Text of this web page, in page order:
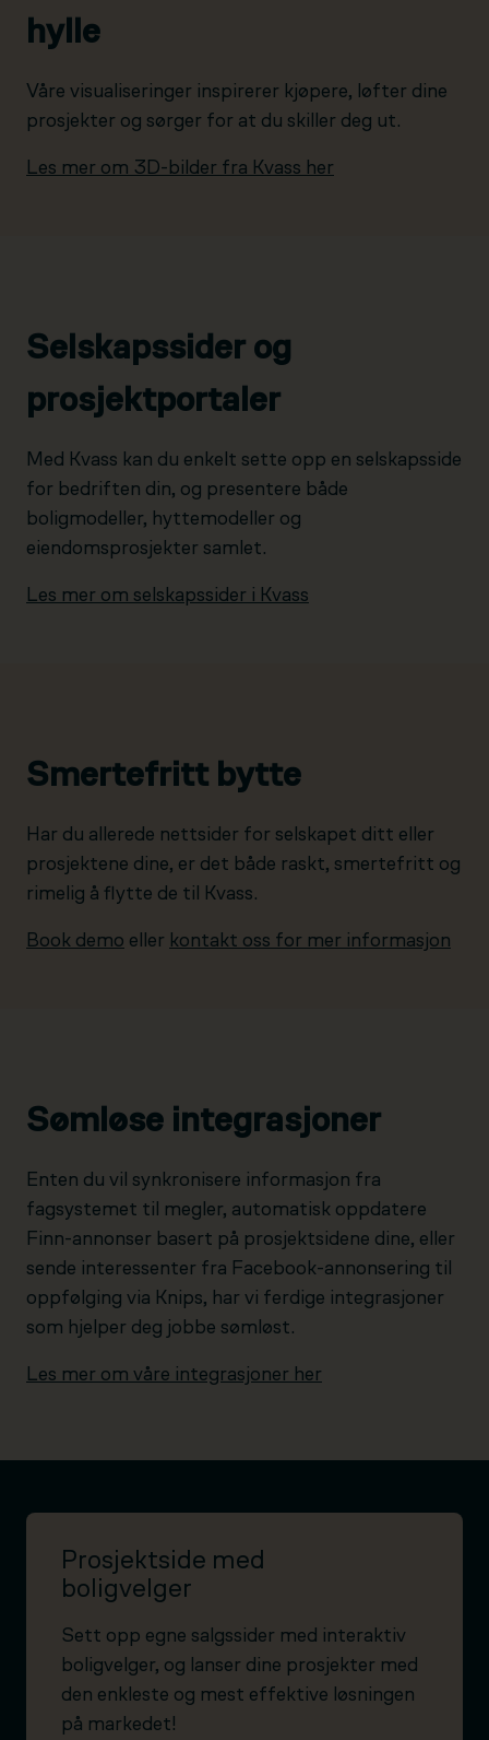
hylle
Våre visualiseringer inspirerer kjøpere, løfter dine
prosjekter og sørger for at du skiller deg ut.
Les mer om 3D-bilder fra Kvass her
Selskapssider og
prosjektportaler
Med Kvass kan du enkelt sette opp en selskapsside
for bedriften din, og presentere både
boligmodeller, hyttemodeller og
eiendomsprosjekter samlet.
Les mer om selskapssider i Kvass
Smertefritt bytte
Har du allerede nettsider for selskapet ditt eller
prosjektene dine, er det både raskt, smertefritt og
rimelig å flytte de til Kvass.
Book demo eller kontakt oss for mer informasjon
Sømløse integrasjoner
Enten du vil synkronisere informasjon fra
fagsystemet til megler, automatisk oppdatere
Finn-annonser basert på prosjektsidene dine, eller
sende interessenter fra Facebook-annonsering til
oppfølging via Knips, har vi ferdige integrasjoner
som hjelper deg jobbe sømløst.
Les mer om våre integrasjoner her
Prosjektside med
boligvelger
Sett opp egne salgssider med interaktiv
boligvelger, og lanser dine prosjekter med
den enkleste og mest effektive løsningen
på markedet!